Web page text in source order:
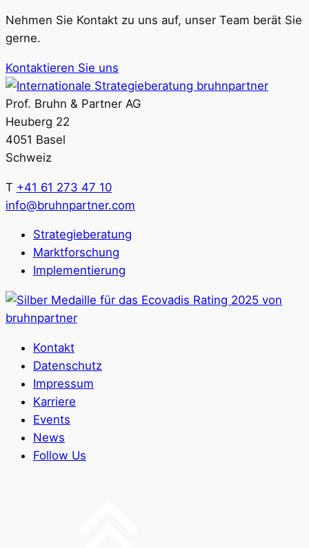
Nehmen Sie Kontakt zu uns auf, unser Team berät Sie
gerne.
Kontaktieren Sie uns
Prof. Bruhn & Partner AG
Heuberg 22
4051 Basel
Schweiz
T +41 61 273 47 10
info@bruhnpartner.com
Strategieberatung
Marktforschung
Implementierung
Kontakt
Datenschutz
Impressum
Karriere
Events
News
Follow Us